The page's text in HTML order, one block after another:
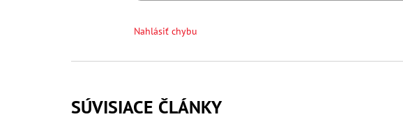
Nahlásiť chybu
SÚVISIACE ČLÁNKY